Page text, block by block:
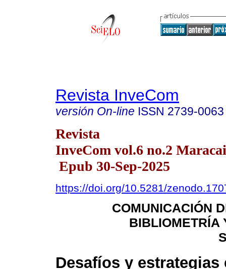
Revista InveCom
versión On-line ISSN 2739-0063
Revista
InveCom vol.6 no.2
Epub 30-Sep-2025
https://doi.org/10.5281/
COMUNICACIÓN
BIBLIOMETRÍA
Desafíos y estrategias